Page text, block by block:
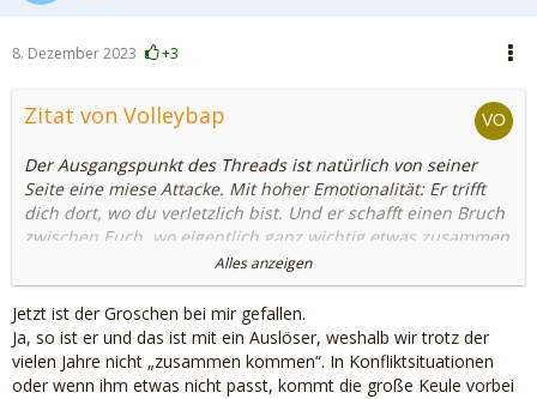
8. Dezember 2023 +3
Zitat von Volleybap
Der Ausgangspunkt des Threads ist natürlich von seiner
Seite eine miese Attacke. Mit hoher Emotionalität: Er trifft
dich dort, wo du verletzlich bist. Und er schafft einen Bruch
zwischen Euch, wo eigentlich ganz wichtig etwas zusammen
Das ist keine finanzielle Sache. Zumal ja gar keine Daten
dazu greifbar sind. Wie will man das "berechnen"? Hier sind
wir also klassisch im Bereich "eine mitgeben".
[…]
Alles anzeigen
Jetzt ist der Groschen bei mir gefallen.
Ja, so ist er und das ist mit ein Auslöser, weshalb wir trotz der
vielen Jahre nicht „zusammen kommen“. In Konfliktsituationen
oder wenn ihm etwas nicht passt, kommt die große Keule vorbei